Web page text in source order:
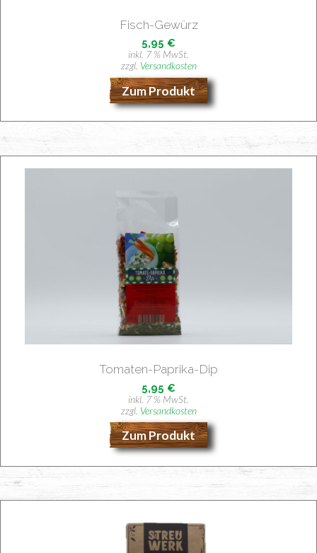
Fisch-Gewürz
5,95 €
inkl. 7 % MwSt.
zzgl. Versandkosten
Zum Produkt
Toma­ten-Papri­ka-Dip
5,95 €
inkl. 7 % MwSt.
zzgl. Versandkosten
Zum Produkt